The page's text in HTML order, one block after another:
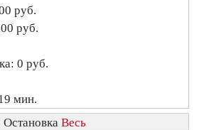
руб.
руб.
0 руб.
мин.
Остановка Весь